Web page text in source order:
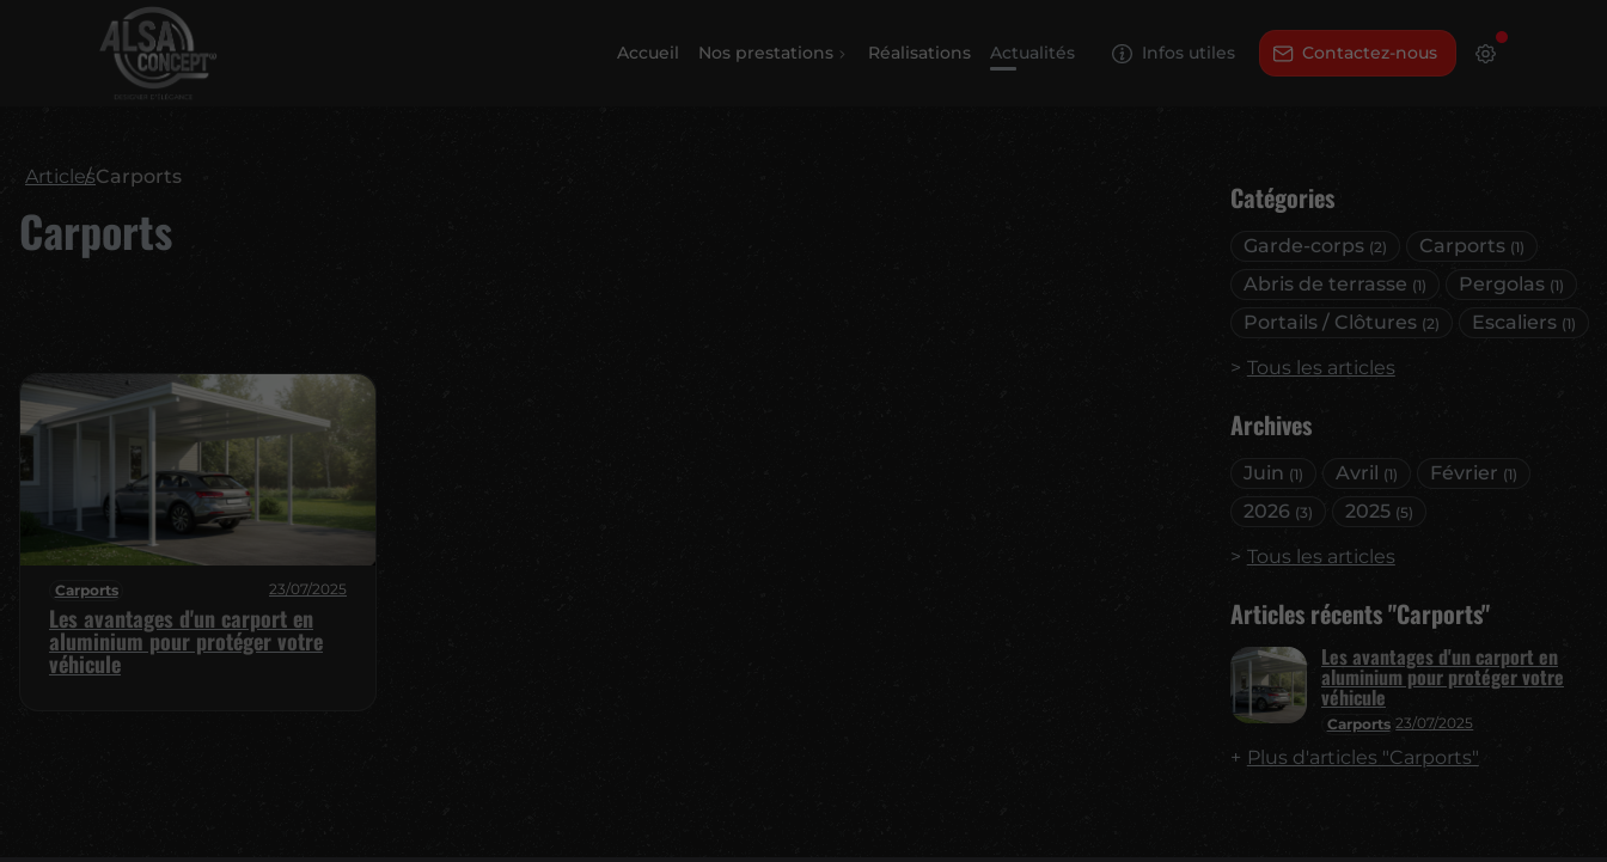
Accueil Nos prestations Réalisations Actualités Infos utiles Contactez-nous
Catégories
Garde-corps (2) Carports (1)
Abris de terrasse (1) Pergolas (1)
Portails / Clôtures (2) Escaliers (1)
Tous les articles
Archives
Juin (1) Avril (1) Février (1)
2026 (3) 2025 (5)
Tous les articles
Articles récents "Carports"
Carports 23/07/2025
Les avantages d'un carport en
aluminium pour protéger votre
véhicule
Plus d'articles "Carports"
ArticlesCarports
Carports
Carports 23/07/2025
Les avantages d'un carport en
aluminium pour protéger votre
véhicule